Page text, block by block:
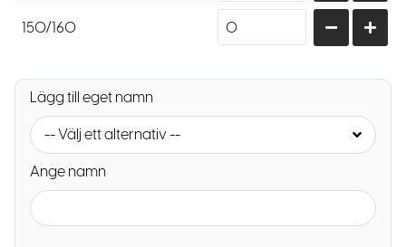
150/160
Lägg till eget namn
-- Välj ett alternativ --
Ange namn